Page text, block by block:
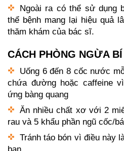
Ngoài ra có thể sử dụng
thể bệnh mang lại hiệu quả
thăm khám của bác sĩ.
CÁCH PHÒNG NGỪA
Uống 6 đến 8 cốc nước
chứa đường hoặc caffeine
ứng bàng quang
Ăn nhiều chất xơ với 2
rau và 5 khẩu phần ngũ cốc/
Tránh táo bón vì điều này
bạn